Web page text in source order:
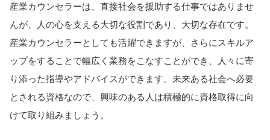
産業カウンセラーは、直接社会を援助する仕事ではありませ
んが、人の心を支える大切な役割であり、大切な存在です。
産業カウンセラーとしても活躍できますが、さらにスキルア
ップをすることで幅広く業務をこなすことができ、人々に寄
り添った指導やアドバイスができます。未来ある社会へ必要
とされる資格なので、興味のある人は積極的に資格取得に向
けて取り組みましょう。